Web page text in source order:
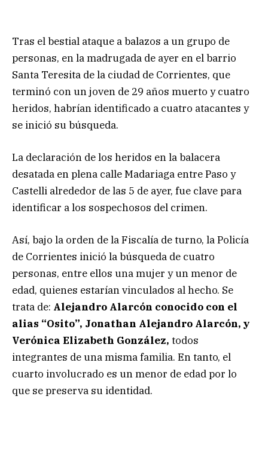
Tras el bestial ataque a balazos a un grupo de
personas, en la madrugada de ayer en el barrio
Santa Teresita de la ciudad de Corrientes, que
terminó con un joven de 29 años muerto y cuatro
heridos, habrían identificado a cuatro atacantes y
se inició su búsqueda.
La declaración de los heridos en la balacera
desatada en plena calle Madariaga entre Paso y
Castelli alrededor de las 5 de ayer, fue clave para
identificar a los sospechosos del crimen.
Así, bajo la orden de la Fiscalía de turno, la Policía
de Corrientes inició la búsqueda de cuatro
personas, entre ellos una mujer y un menor de
edad, quienes estarían vinculados al hecho. Se
trata de: Alejandro Alarcón conocido con el
alias “Osito”, Jonathan Alejandro Alarcón, y
Verónica Elizabeth González, todos
integrantes de una misma familia. En tanto, el
cuarto involucrado es un menor de edad por lo
que se preserva su identidad.